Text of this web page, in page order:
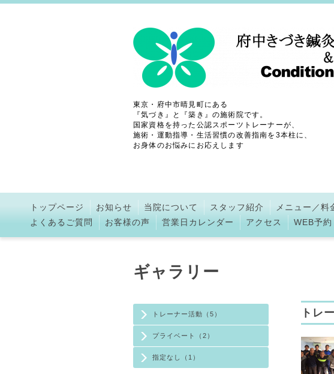
東京・府中市晴見町にある
『気づき』と『築き』の施術院です。
国家資格を持った公認スポーツトレーナーが、
施術・運動指導・生活習慣の改善指南を3本柱に、
お身体のお悩みにお応えします
トップページ お知らせ 当院について スタッフ紹介 メニュー／料
よくあるご質問
お客様の声 営業日カレンダー アクセス WEB予約
トレーナー活動（5）
プライベート（2）
指定なし（1）
ギャラリー
トレ